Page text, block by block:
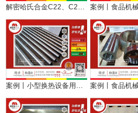
案例丨小型换热设备用哈氏合金C276无缝管定尺交付